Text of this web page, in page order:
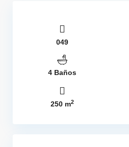
049
4 Baños
250 m2